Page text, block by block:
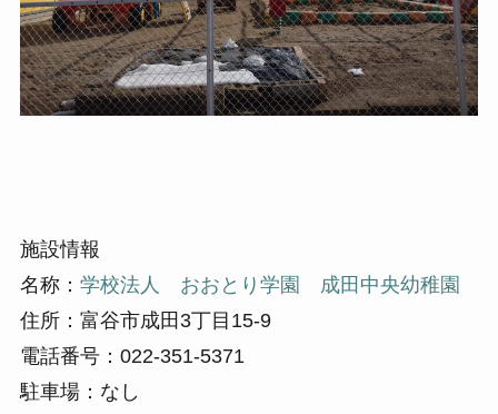
施設情報
名称： 学校法人 おおとり学園 成田中央幼稚園
住所：富谷市成田3丁目15-9
電話番号：022-351-5371
駐車場：なし